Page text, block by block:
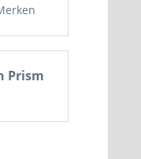
Prism